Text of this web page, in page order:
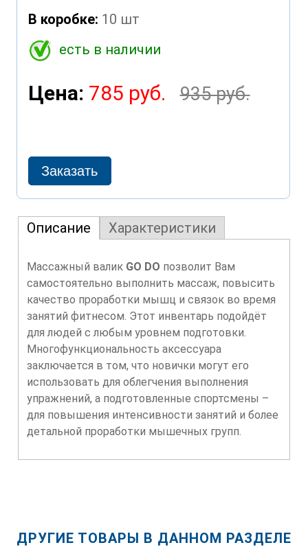
В коробке: 10 шт
есть в наличии
Цена: 785 руб. 935 руб.
Описание Характеристики
Массажный валик GO DO позволит Вам
самостоятельно выполнить массаж, повысить
качество проработки мышц и связок во время
занятий фитнесом. Этот инвентарь подойдёт
для людей с любым уровнем подготовки.
Многофункциональность аксессуара
заключается в том, что новички могут его
использовать для облегчения выполнения
упражнений, а подготовленные спортсмены –
для повышения интенсивности занятий и более
детальной проработки мышечных групп.
ДРУГИЕ ТОВАРЫ В ДАННОМ РАЗДЕЛЕ